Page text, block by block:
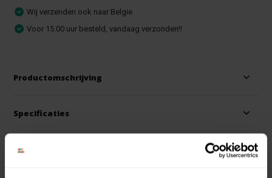
Wij verzenden ook naar Belgie
Voor 15.00 uur besteld, vandaag verzonden!!
Productomschrijving
Specificaties
Reviews